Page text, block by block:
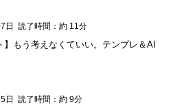
日 読了時間：約 11分
】もう考えなくていい。テンプレ＆AI
日 読了時間：約 9分